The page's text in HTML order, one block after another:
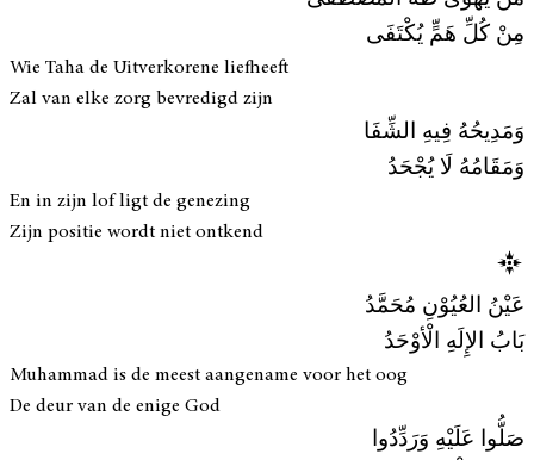
مِنْ كُلِّ هَمٍّ يُكْتَفَى
Wie Taha de Uitverkorene liefheeft
Zal van elke zorg bevredigd zijn
وَمَدِيحُهُ فِيهِ الشِّفَا
وَمَقَامُهُ لَا يُجْحَدُ
En in zijn lof ligt de genezing
Zijn positie wordt niet ontkend
عَيْنُ العُيُوْنِ مُحَمَّدُ
بَابُ الإِلَهِ الْأوْحَدُ
Muhammad is de meest aangename voor het oog
De deur van de enige God
صَلُّوا عَلَيْهِ وَرَدِّدُوا